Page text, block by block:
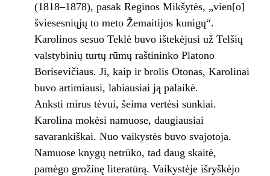
(1818–1878), pasak Reginos Mikšytės, „vien[o]
šviesesniųjų to meto Žemaitijos kunigų“.
Karolinos sesuo Teklė buvo ištekėjusi už Telšių
valstybinių turtų rūmų raštininko Platono
Borisevičiaus. Ji, kaip ir brolis Otonas, Karolinai
buvo artimiausi, labiausiai ją palaikė.
Anksti mirus tėvui, šeima vertėsi sunkiai.
Karolina mokėsi namuose, daugiausiai
savarankiškai. Nuo vaikystės buvo svajotoja.
Namuose knygų netrūko, tad daug skaitė,
pamėgo grožinę literatūrą. Vaikystėje išryškėjo